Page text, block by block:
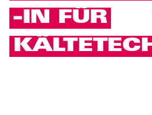
-IN FÜR